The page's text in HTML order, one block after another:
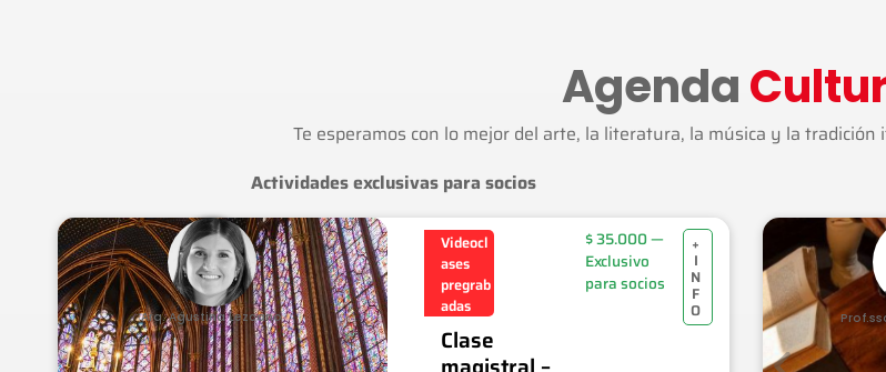
Agenda
Te esperamos con lo mejor del arte, la literatura, la música y la
Actividades exclusivas para socios
Arq. Agustina Lezcano
Videocl
ases
pregrab
adas
Clase
$35.000—
Exclusivo
para socios
+
I
N
F
O Prof.ssa